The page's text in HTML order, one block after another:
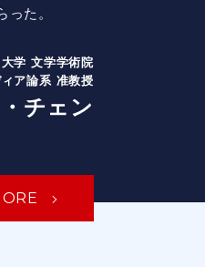
た。
学 文学学術院
ア論系 准教授
チェン